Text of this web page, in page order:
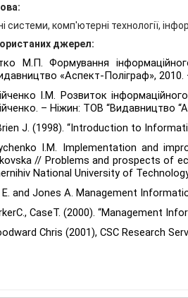
системи, комп'ютерні технології,
джерел:
М.П.Формування
«Аспект-Поліграф», 2010.
І.М. Розвиток
– Ніжин: ТОВ “Видавництво
J. (1998). “Introduction to
I.M. Implementation and
// Problems and prospects of
National University of
E. and Jones A. Management
., CaseT. (2000). “Management
Chris (2001), CSC Research